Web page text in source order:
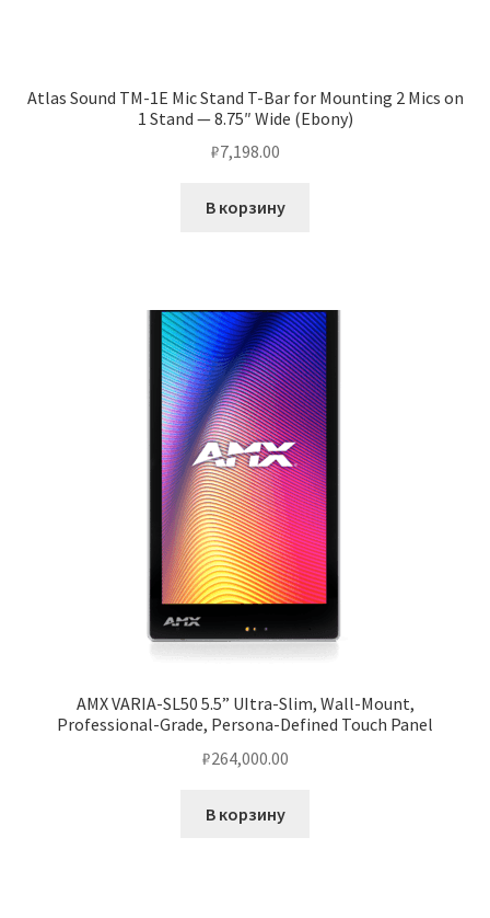
Atlas Sound TM-1E Mic Stand T-Bar for Mounting 2 Mics on
1 Stand — 8.75″ Wide (Ebony)
₽7,198.00
В корзину
AMX VARIA-SL50 5.5” UItra-Slim, Wall-Mount,
Professional-Grade, Persona-Defined Touch Panel
₽264,000.00
В корзину